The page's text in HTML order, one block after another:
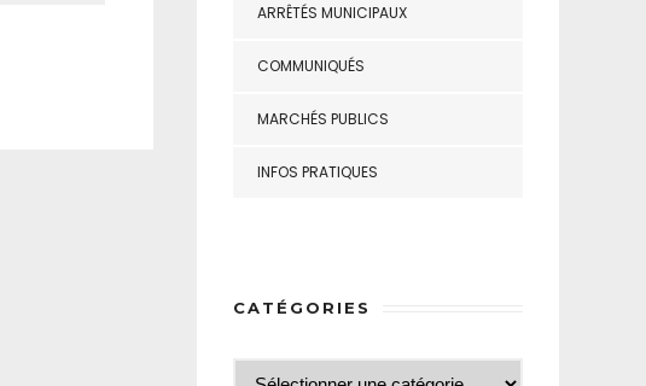
ARRÊTÉS MUNICIPAUX
COMMUNIQUÉS
MARCHÉS PUBLICS
INFOS PRATIQUES
CATÉGORIES